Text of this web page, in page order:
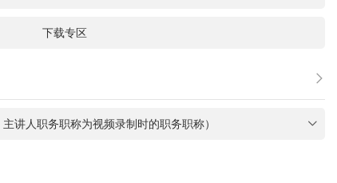
下载专区

讲人职务职称为视频录制时的职务职称） 